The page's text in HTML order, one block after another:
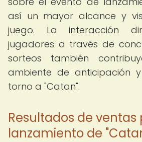
así un mayor alcance y
juego. La interacción
jugadores a través de
sorteos también
ambiente de anticipación
torno a "Catan".
Resultados de ventas
lanzamiento de